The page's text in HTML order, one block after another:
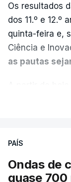
Os resultados
dos 11.º e 12.º
quinta-feira e,
Ciência e
as pautas
dependia da
mas o
PAÍS
Ondas de
quase